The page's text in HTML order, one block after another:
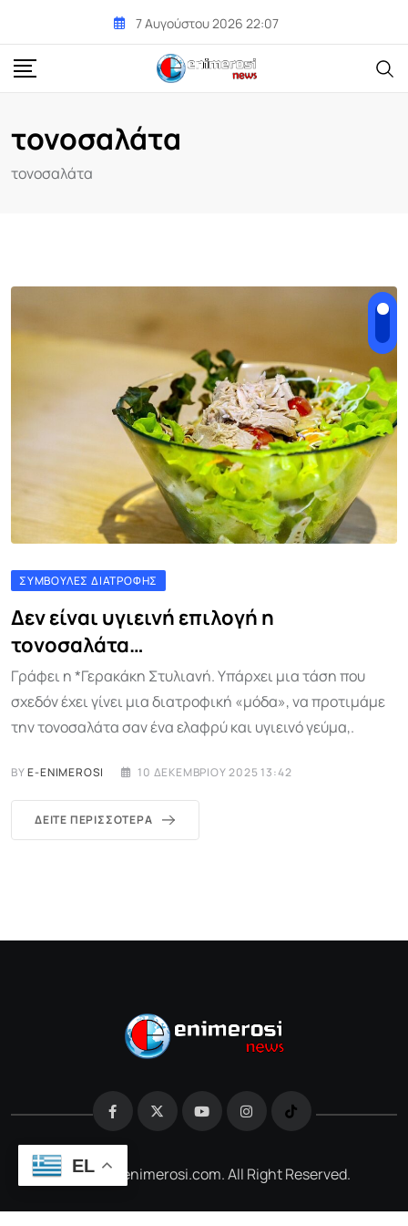
content
7 Αυγούστου 2026 22:07
τονοσαλάτα
τονοσαλάτα
ΣΥΜΒΟΥΛΈΣ ΔΙΑΤΡΟΦΉΣ
Δεν είναι υγιεινή επιλογή η
τονοσαλάτα…
Γράφει η *Γερακάκη Στυλιανή. Υπάρχει μια τάση που
σχεδόν έχει γίνει μια διατροφική «μόδα», να προτιμάμε
την τονοσαλάτα σαν ένα ελαφρύ και υγιεινό γεύμα,.
BYE-ENIMEROSI 10 ΔΕΚΕΜΒΡΊΟΥ 2025 13:42
ΔΕΊΤΕ ΠΕΡΙΣΣΌΤΕΡΑ
@2026 e-enimerosi.com. All Right Reserved.
EL